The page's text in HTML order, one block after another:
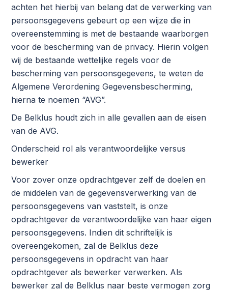
achten het hierbij van belang dat de verwerking van
persoonsgegevens gebeurt op een wijze die in
overeenstemming is met de bestaande waarborgen
voor de bescherming van de privacy. Hierin volgen
wij de bestaande wettelijke regels voor de
bescherming van persoonsgegevens, te weten de
Algemene Verordening Gegevensbescherming,
hierna te noemen “AVG”.
De Belklus houdt zich in alle gevallen aan de eisen
van de AVG.
Onderscheid rol als verantwoordelijke versus
bewerker
Voor zover onze opdrachtgever zelf de doelen en
de middelen van de gegevensverwerking van de
persoonsgegevens van vaststelt, is onze
opdrachtgever de verantwoordelijke van haar eigen
persoonsgegevens. Indien dit schriftelijk is
overeengekomen, zal de Belklus deze
persoonsgegevens in opdracht van haar
opdrachtgever als bewerker verwerken. Als
bewerker zal de Belklus naar beste vermogen zorg